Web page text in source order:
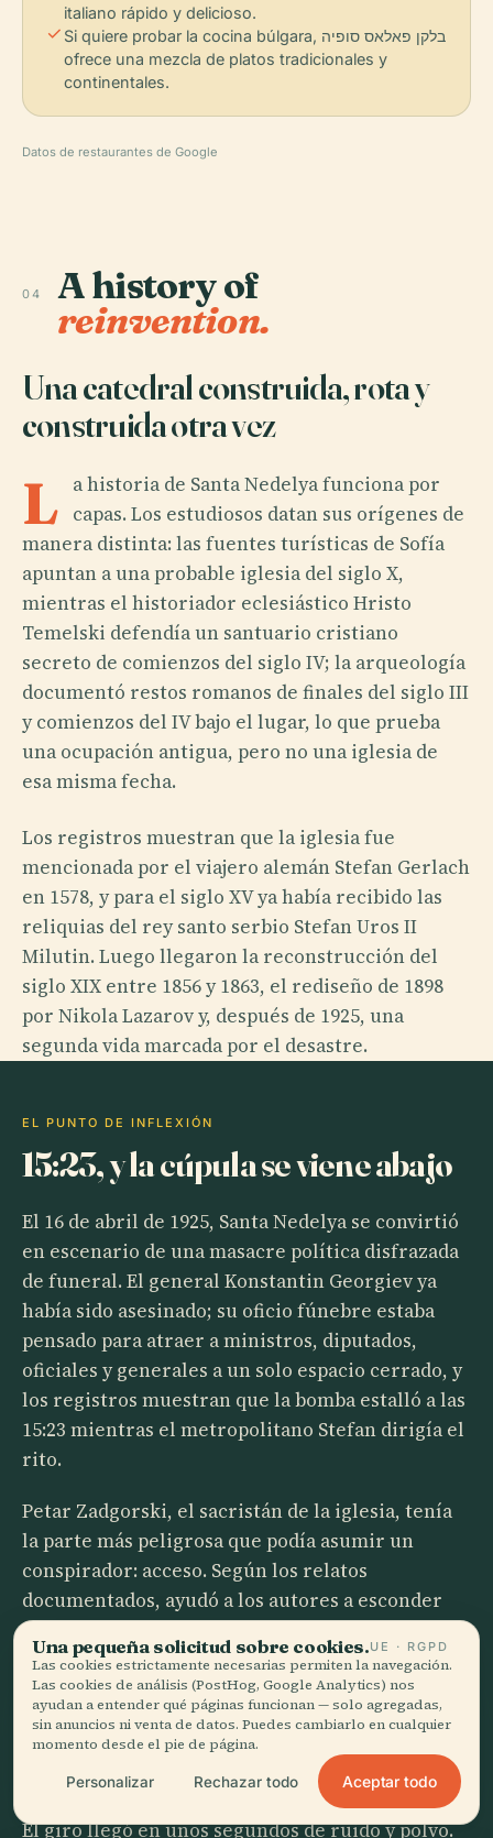
italiano rápido y delicioso.
check Si quiere probar la cocina búlgara, בלקן פאלאס סופיה
ofrece una mezcla de platos tradicionales y
continentales.
Datos de restaurantes de Google
04 A history of
reinvention.
Una catedral construida, rota y
construida otra vez
L
a historia de Santa Nedelya funciona por
capas. Los estudiosos datan sus orígenes de
manera distinta: las fuentes turísticas de Sofía
apuntan a una probable iglesia del siglo X,
mientras el historiador eclesiástico Hristo
Temelski defendía un santuario cristiano
secreto de comienzos del siglo IV; la arqueología
documentó restos romanos de finales del siglo III
y comienzos del IV bajo el lugar, lo que prueba
una ocupación antigua, pero no una iglesia de
esa misma fecha.
Los registros muestran que la iglesia fue
mencionada por el viajero alemán Stefan Gerlach
en 1578, y para el siglo XV ya había recibido las
reliquias del rey santo serbio Stefan Uros II
Milutin. Luego llegaron la reconstrucción del
siglo XIX entre 1856 y 1863, el rediseño de 1898
por Nikola Lazarov y, después de 1925, una
segunda vida marcada por el desastre.
EL PUNTO DE INFLEXIÓN
15:23, y la cúpula se viene abajo
El 16 de abril de 1925, Santa Nedelya se convirtió
en escenario de una masacre política disfrazada
de funeral. El general Konstantin Georgiev ya
había sido asesinado; su oficio fúnebre estaba
pensado para atraer a ministros, diputados,
oficiales y generales a un solo espacio cerrado, y
los registros muestran que la bomba estalló a las
15:23 mientras el metropolitano Stefan dirigía el
rito.
Petar Zadgorski, el sacristán de la iglesia, tenía
la parte más peligrosa que podía asumir un
conspirador: acceso. Según los relatos
documentados, ayudó a los autores a esconder
explosivos en el ático sobre la congregación,
traicionando la catedral en la que servía para
ayudar a decapitar de un solo golpe al Estado
búlgaro. Esa era la apuesta. Si el plan funcionaba,
el mando militar y político del país quedaría
aplastado bajo un mismo techo.
El giro llegó en unos segundos de ruido y polvo.
Una pequeña solicitud sobre cookies.UE · RGPD
Las cookies estrictamente necesarias permiten la navegación.
Las cookies de análisis (PostHog, Google Analytics) nos
ayudan a entender qué páginas funcionan — solo agregadas,
sin anuncios ni venta de datos. Puedes cambiarlo en cualquier
momento desde el pie de página.
Personalizar Rechazar todo Aceptar todo